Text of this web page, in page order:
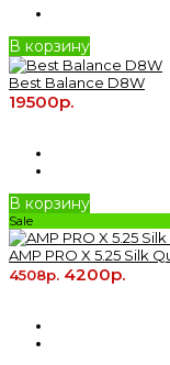
В корзину
Best Balance D8W
19500р.
В корзину
Sale
AMP PRO X 5.25 Silk
4508р. 4200р.